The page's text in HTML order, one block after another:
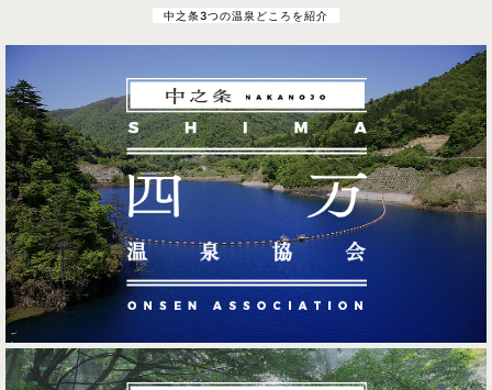
中之条3つの温泉どころを紹介